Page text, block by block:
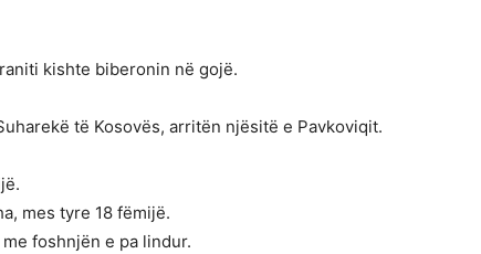
kishte biberonin në gojë.
të Kosovës, arritën njësitë e Pavkoviqit.
mes tyre 18 fëmijë.
foshnjën e pa lindur.